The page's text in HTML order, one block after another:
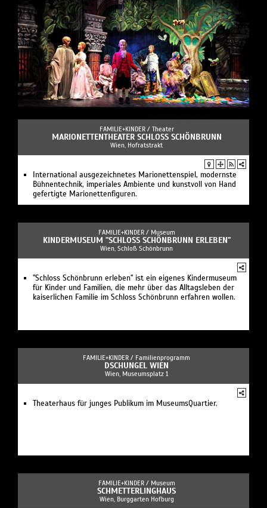
FAMILIE+KINDER / Theater
MARIONETTENTHEATER SCHLOSS SCHÖNBRUNN
Wien, Hofratstrakt
International ausgezeichnetes Marionettenspiel, modernste
Bühnentechnik, imperiales Ambiente und kunstvoll von Hand
gefertigte Marionettenfiguren.
FAMILIE+KINDER / Museum
KINDERMUSEUM "SCHLOSS SCHÖNBRUNN ERLEBEN"
Wien, Schloß Schönbrunn
"Schloss Schönbrunn erleben" ist ein eigenes Kindermuseum
für Kinder und Familien, die mehr über das Alltagsleben der
kaiserlichen Familie im Schloss Schönbrunn erfahren wollen.
FAMILIE+KINDER / Familienprogramm
DSCHUNGEL WIEN
Wien, Museumsplatz 1
Theaterhaus für junges Publikum im MuseumsQuartier.
FAMILIE+KINDER / Museum
SCHMETTERLINGHAUS
Wien, Burggarten Hofburg